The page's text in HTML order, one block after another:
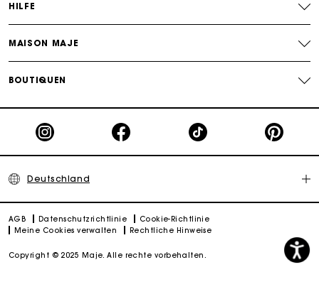
HILFE
MAISON MAJE
BOUTIQUEN
Deutschland
AGB Datenschutzrichtlinie
Cookie-Richtlinie
Meine Cookies verwalten
Rechtliche Hinweise
Copyright © 2025 Maje. Alle rechte vorbehalten.